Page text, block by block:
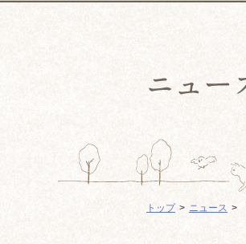
トップ ニュース